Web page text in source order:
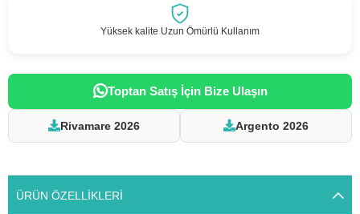
Yüksek kalite Uzun Ömürlü Kullanım
Toptan Satış İçin Bize Ulaşın
Rivamare 2026 Argento 2026
ÜRÜN ÖZELLIKLERI